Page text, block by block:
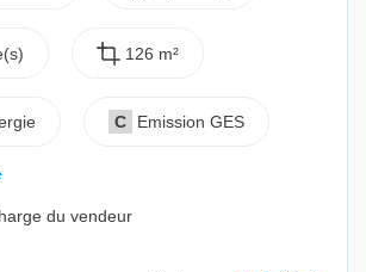
126 m²
C Emission GES
du vendeur